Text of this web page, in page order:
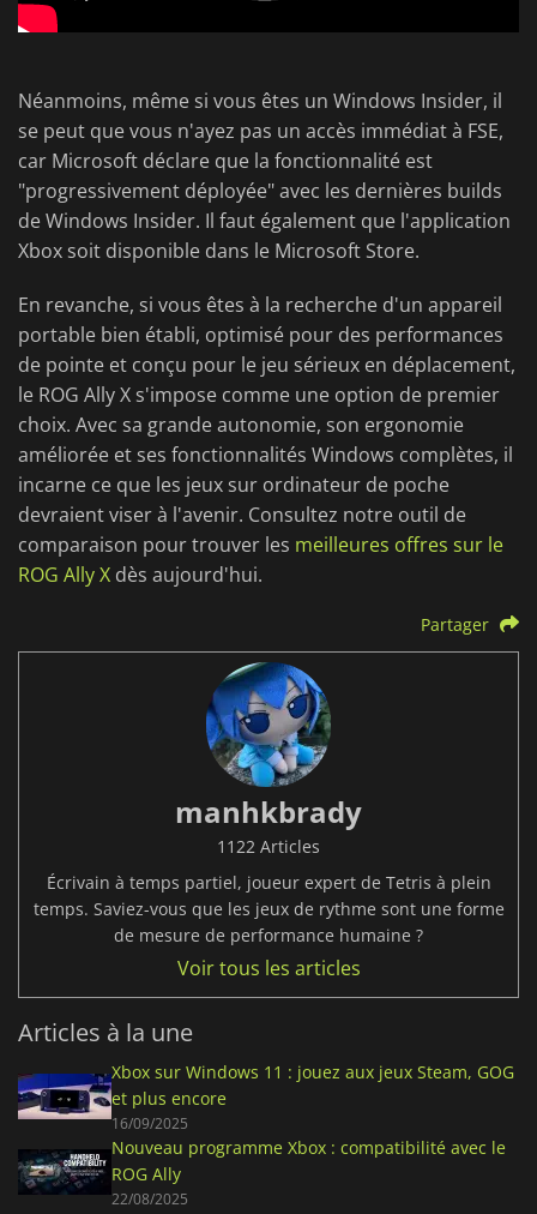
Néanmoins, même si vous êtes un Windows Insider, il
se peut que vous n'ayez pas un accès immédiat à FSE,
car Microsoft déclare que la fonctionnalité est
"progressivement déployée" avec les dernières builds
de Windows Insider. Il faut également que l'application
Xbox soit disponible dans le Microsoft Store.
En revanche, si vous êtes à la recherche d'un appareil
portable bien établi, optimisé pour des performances
de pointe et conçu pour le jeu sérieux en déplacement,
le ROG Ally X s'impose comme une option de premier
choix. Avec sa grande autonomie, son ergonomie
améliorée et ses fonctionnalités Windows complètes, il
incarne ce que les jeux sur ordinateur de poche
devraient viser à l'avenir. Consultez notre outil de
comparaison pour trouver les meilleures offres sur le
ROG Ally X dès aujourd'hui.
Partager
manhkbrady
1122 Articles
Écrivain à temps partiel, joueur expert de Tetris à plein
temps. Saviez-vous que les jeux de rythme sont une forme
de mesure de performance humaine ?
Voir tous les articles
Articles à la une
Xbox sur Windows 11 : jouez aux jeux Steam, GOG
et plus encore
16/09/2025
Nouveau programme Xbox : compatibilité avec le
ROG Ally
22/08/2025